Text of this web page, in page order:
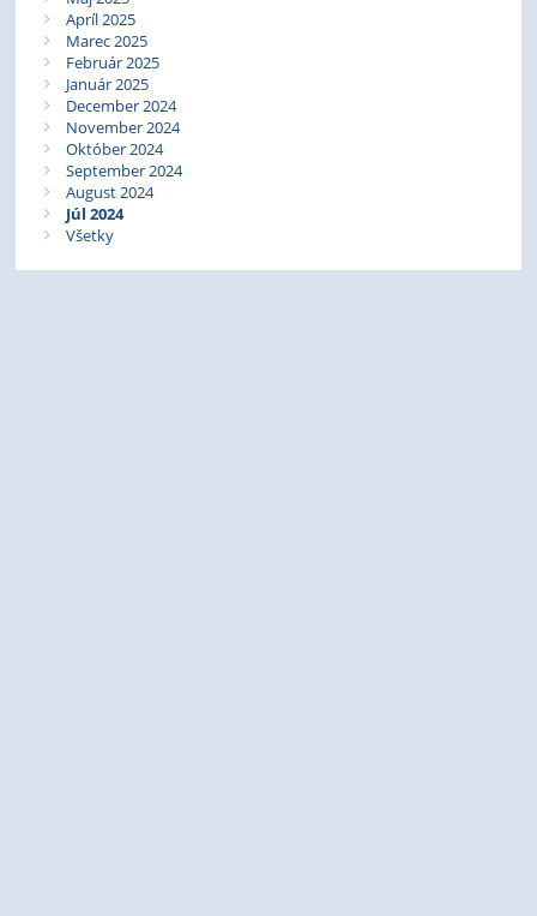
Apríl 2025
Marec 2025
Február 2025
Január 2025
December 2024
November 2024
Október 2024
September 2024
August 2024
Júl 2024
Všetky